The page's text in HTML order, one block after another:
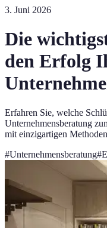
3. Juni 2026
Die
den Erfolg
Erfahren Sie, welche
Unternehmensberatung
mit einzigartigen
#Unternehmensberatung#